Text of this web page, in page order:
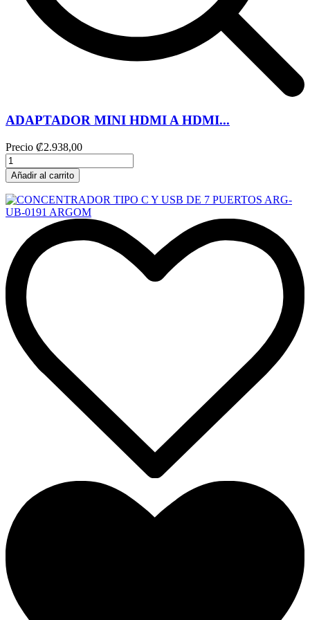
ADAPTADOR MINI HDMI A HDMI...
Precio ₡2.938,00
Añadir al carrito